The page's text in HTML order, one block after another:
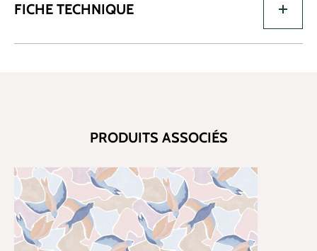
FICHE TECHNIQUE
PRODUITS ASSOCIÉS